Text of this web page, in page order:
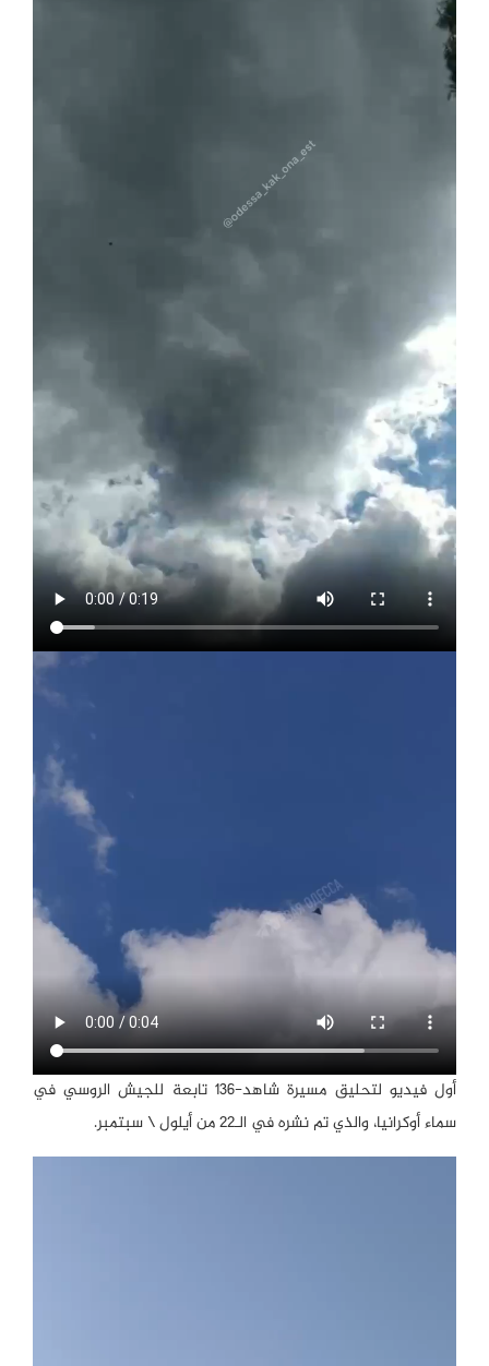
أول فيديو لتحليق مسيرة شاهد-136 تابعة للجيش الروسي في
سماء أوكرانيا، والذي تم نشره في الـ22 من أيلول \ سبتمبر.